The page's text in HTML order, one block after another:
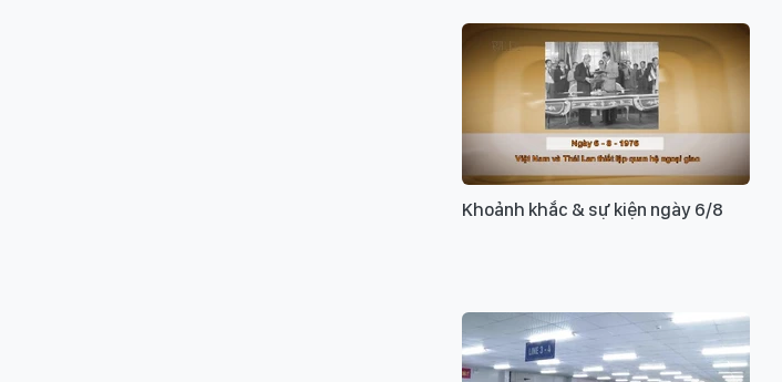
Khoảnh khắc & sự kiện ngày 6/8